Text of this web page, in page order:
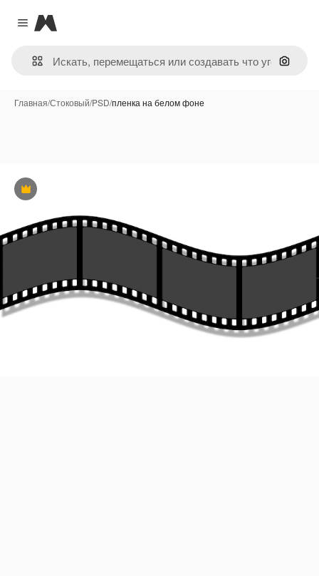
Close menu
Magnific
Поиск
Главная/Стоковый/PSD/пленка на белом фоне
Премиум